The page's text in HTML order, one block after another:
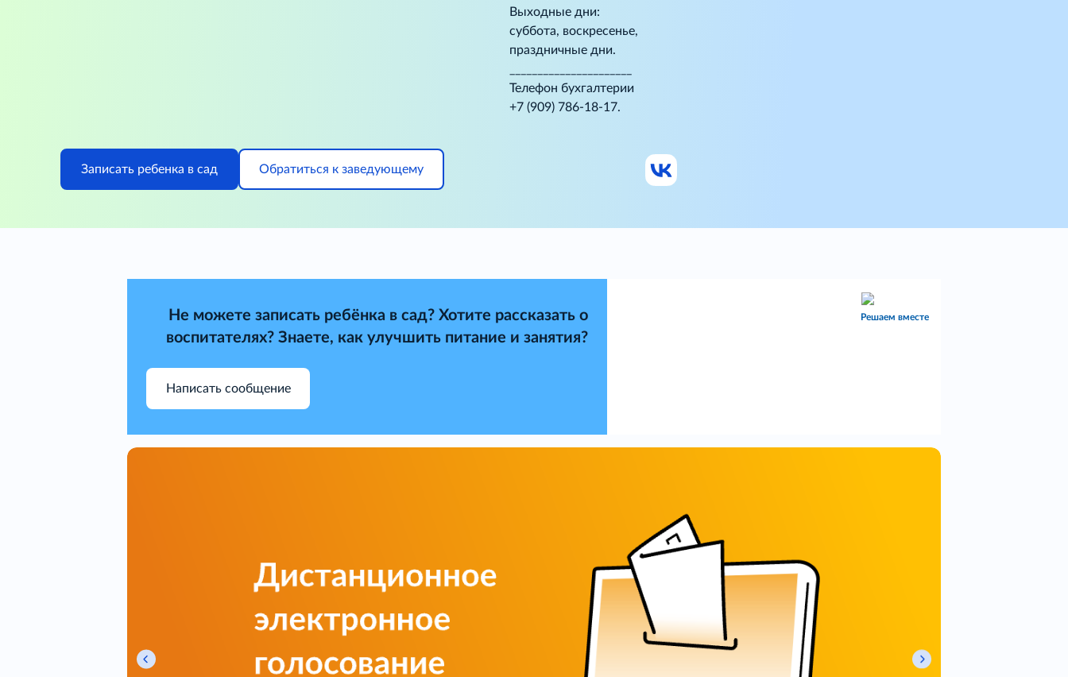
Выходные дни:
суббота, воскресенье,
праздничные дни.
Телефон бухгалтерии
+7 (909) 786-18-17.
Записать ребенка в сад Обратиться к заведующему
Решаем вместе
Не можете записать ребёнка в сад? Хотите рассказать о
воспитателях? Знаете, как улучшить питание и занятия?
Написать сообщение